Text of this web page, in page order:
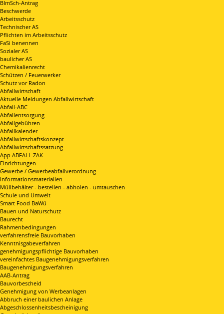
BImSch-Antrag
Beschwerde
Arbeitsschutz
Technischer AS
Pflichten im Arbeitsschutz
FaSi benennen
Sozialer AS
baulicher AS
Chemikalienrecht
Schützen / Feuerwerker
Schutz vor Radon
Abfallwirtschaft
Aktuelle Meldungen Abfallwirtschaft
Abfall-ABC
Abfallentsorgung
Abfallgebühren
Abfallkalender
Abfallwirtschaftskonzept
Abfallwirtschaftssatzung
App ABFALL ZAK
Einrichtungen
Gewerbe / Gewerbeabfallverordnung
Informationsmaterialien
Müllbehälter - bestellen - abholen - umtauschen
Schule und Umwelt
Smart Food BaWü
Bauen und Naturschutz
Baurecht
Rahmenbedingungen
verfahrensfreie Bauvorhaben
Kenntnisgabeverfahren
genehmigungspflichtige Bauvorhaben
vereinfachtes Baugenehmigungsverfahren
Baugenehmigungsverfahren
AAB-Antrag
Bauvorbescheid
Genehmigung von Werbeanlagen
Abbruch einer baulichen Anlage
Abgeschlossenheitsbescheinigung